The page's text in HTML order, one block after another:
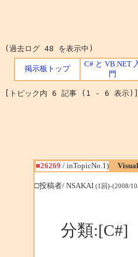
(過去ログ 48 を表示中)
掲示板トップ
C# と VB.NET
門
[トピック内 6 記事 (1 - 6 表
■26269 / inTopicNo.1)
□投稿者/ NSAKAI (1回)-(2008/
分類:[C#]